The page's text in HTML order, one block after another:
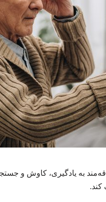
به یادگیری، کاوش و
کند.